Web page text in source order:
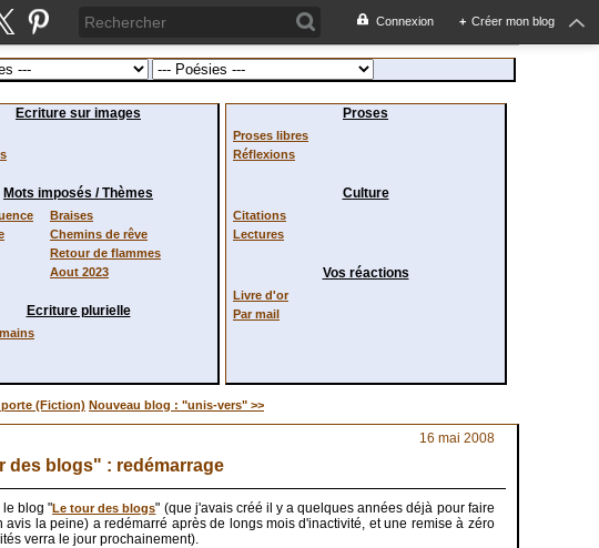
Connexion + Créer mon blog
Ecriture sur images
Mots imposés / Thèmes
Braises
Chemins de rêve
Retour de flammes
Aout 2023
Ecriture plurielle
Proses
Proses libres
Réflexions
Culture
Citations
Lectures
Vos réactions
Livre d'or
Par mail
porte (Fiction) Nouveau blog : "unis-vers" >>
16 mai 2008
des blogs" : redémarrage
le blog "Le tour des blogs" (que j'avais créé il y a quelques années déjà pour faire
la peine) a redémarré après de longs mois d'inactivité, et une remise à zéro
verra le jour prochainement).